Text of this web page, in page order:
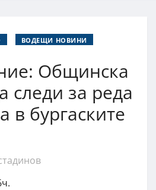
ВОДЕЩИ НОВИНИ
Общинска
следи за реда
в бургаските